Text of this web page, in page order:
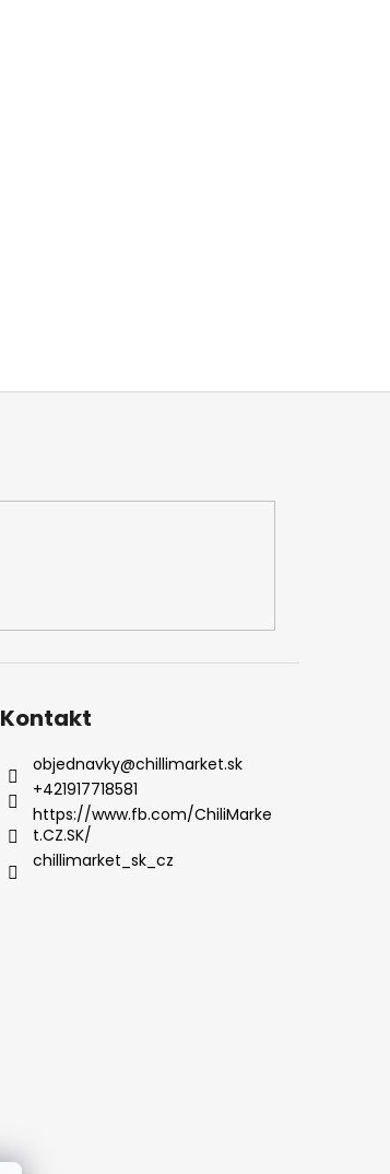
Kontakt
objednavky@chillimarket.sk
+421917718581
https://www.fb.com/ChiliMarke
t.CZ.SK/
chillimarket_sk_cz